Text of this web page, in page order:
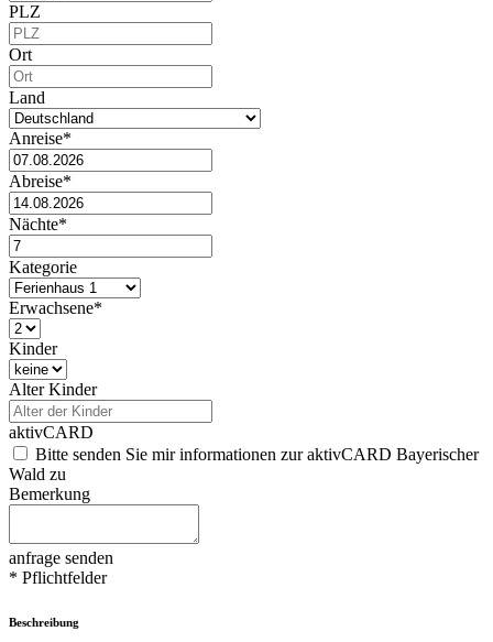
PLZ
Ort
Land
Anreise*
Abreise*
Nächte*
Kategorie
Erwachsene*
Kinder
Alter Kinder
aktivCARD
Bitte senden Sie mir informationen zur aktivCARD Bayerischer
Wald zu
Bemerkung
anfrage senden
* Pflichtfelder
Beschreibung